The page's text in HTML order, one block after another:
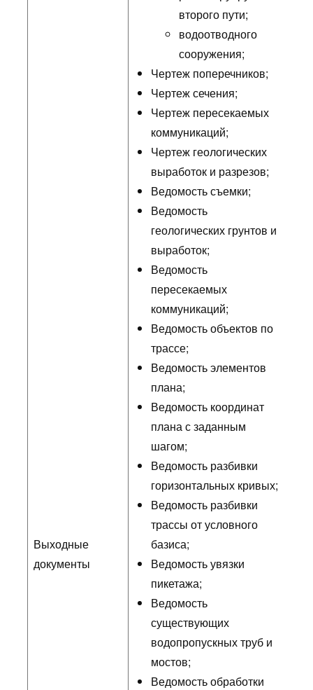
Выходные
документы
второго пути;
водоотводного
сооружения;
Чертеж поперечников;
Чертеж сечения;
Чертеж пересекаемых
коммуникаций;
Чертеж геологических
выработок и разрезов;
Ведомость съемки;
Ведомость
геологических грунтов и
выработок;
Ведомость
пересекаемых
коммуникаций;
Ведомость объектов по
трассе;
Ведомость элементов
плана;
Ведомость координат
плана с заданным
шагом;
Ведомость разбивки
горизонтальных кривых;
Ведомость разбивки
трассы от условного
базиса;
Ведомость увязки
пикетажа;
Ведомость
существующих
водопропускных труб и
мостов;
Ведомость обработки